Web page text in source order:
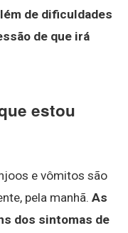
de dificuldades
de que irá
estou
e vômitos são
pela manhã. As
dos sintomas de